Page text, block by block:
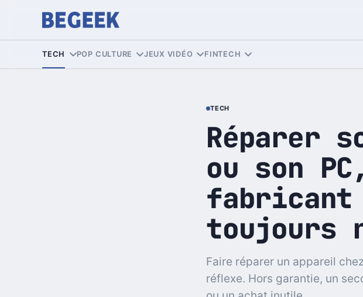
TECH POP CULTURE JEUX VIDÉO FINTECH
TECH
Réparer
ou son
fabricant
toujours
Faire réparer un appareil
réflexe. Hors garantie, un